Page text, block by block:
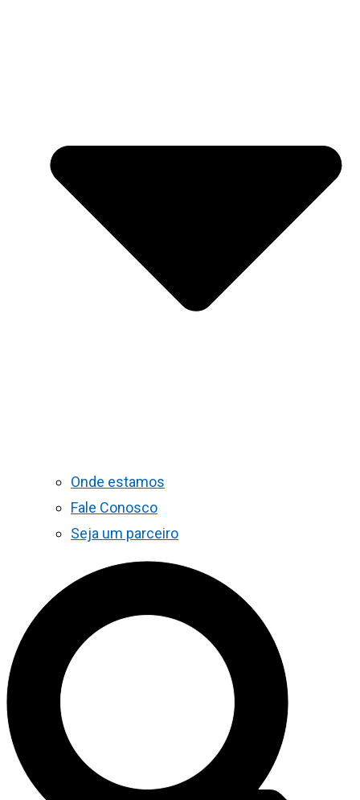
Onde estamos
Fale Conosco
Seja um parceiro